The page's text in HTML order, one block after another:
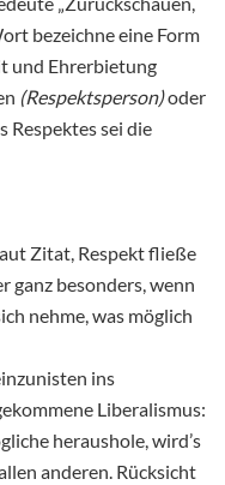
bezeichne eine Form
und Ehrerbietung
(Respektsperson)oder
Respektes sei die
Zitat, Respekt fließe
ganz besonders, wenn
nehme, was möglich
ins
Liberalismus:
heraushole, wird’s
anderen. Rücksicht